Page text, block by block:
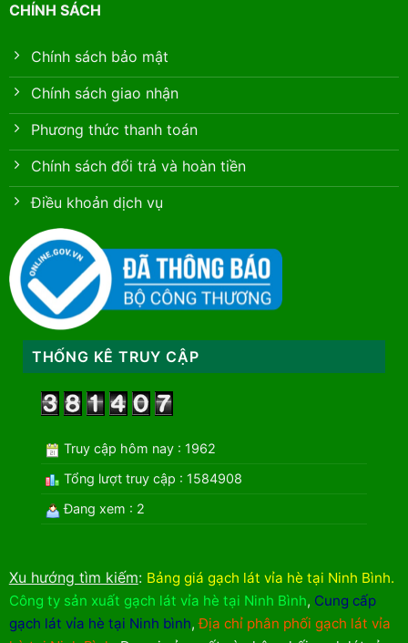
CHÍNH SÁCH
Chính sách bảo mật
Chính sách giao nhận
Phương thức thanh toán
Chính sách đổi trả và hoàn tiền
Điều khoản dịch vụ
THỐNG KÊ TRUY CẬP
Truy cập hôm nay : 1962
Tổng lượt truy cập : 1584908
Đang xem : 2
Xu hướng tìm kiếm: Bảng giá gạch lát vỉa hè tại Ninh Bình.
Công ty sản xuất gạch lát vỉa hè tại Ninh Bình, Cung cấp
gạch lát vỉa hè tại Ninh bình,Địa chỉ phân phối gạch lát vỉa